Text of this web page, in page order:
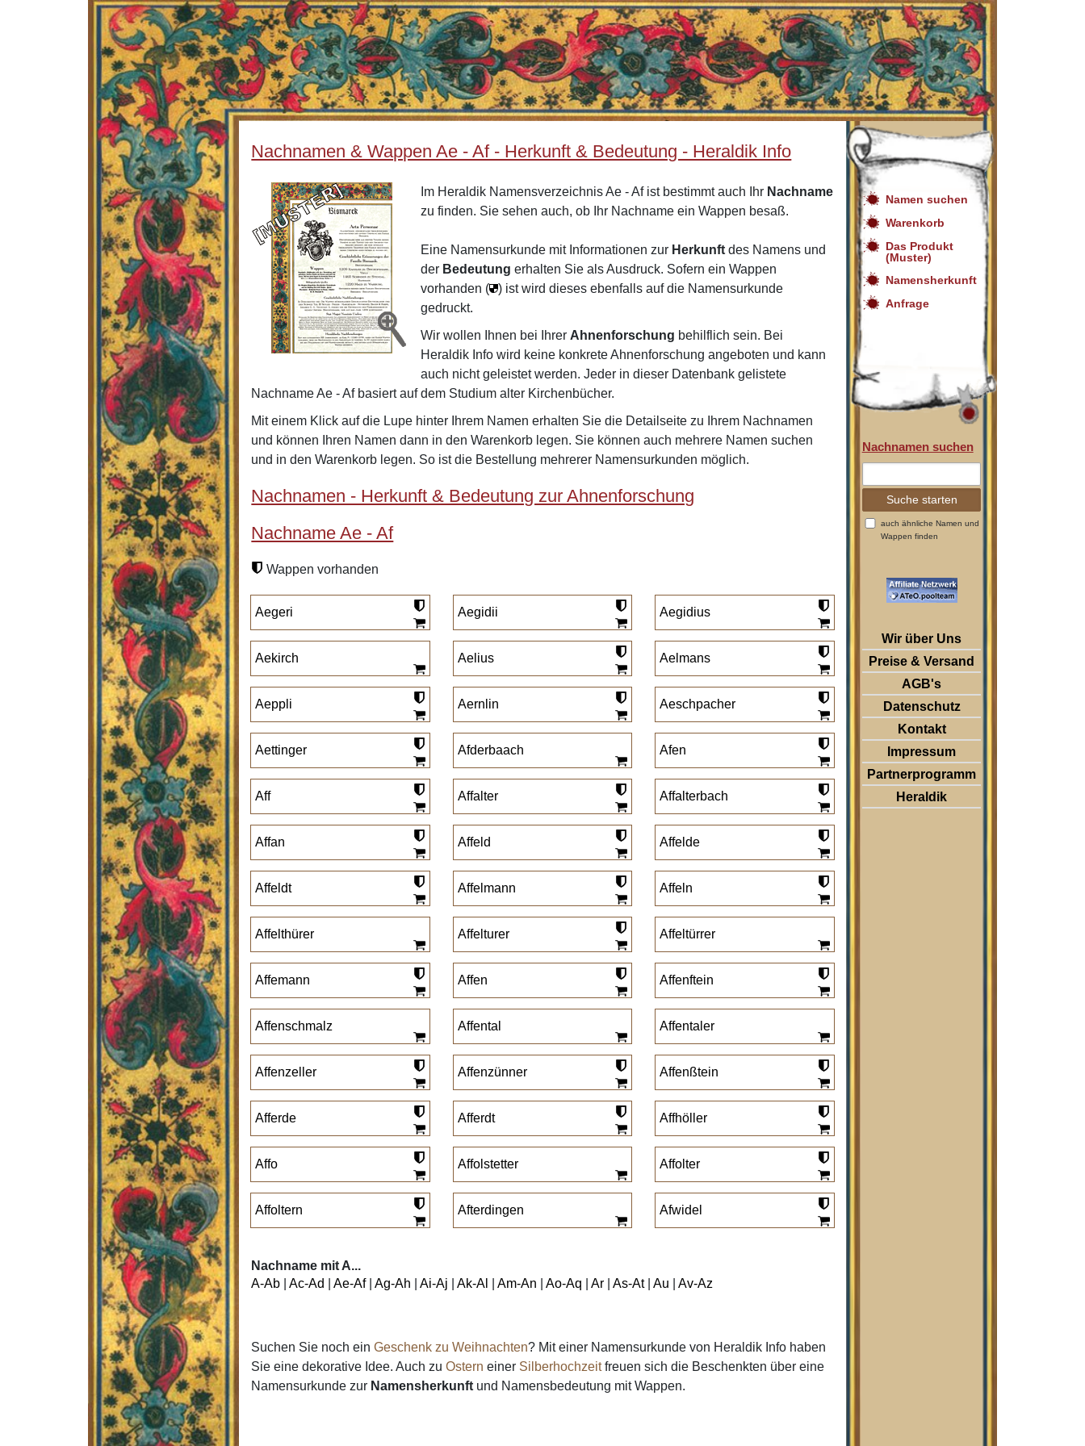
Nachnamen & Wappen Ae - Af - Herkunft & Bedeutung - Heraldik Info
Im Heraldik Namensverzeichnis Ae - Af ist bestimmt auch Ihr Nachname
zu finden. Sie sehen auch, ob Ihr Nachname ein Wappen besaß.
Eine Namensurkunde mit Informationen zur Herkunft des Namens und
der Bedeutung erhalten Sie als Ausdruck. Sofern ein Wappen
vorhanden (
) ist wird dieses ebenfalls auf die Namensurkunde
gedruckt.
Wir wollen Ihnen bei Ihrer Ahnenforschung behilflich sein. Bei
Heraldik Info wird keine konkrete Ahnenforschung angeboten und kann
auch nicht geleistet werden. Jeder in dieser Datenbank gelistete
Nachname Ae - Af basiert auf dem Studium alter Kirchenbücher.
Mit einem Klick auf die Lupe hinter Ihrem Namen erhalten Sie die Detailseite zu Ihrem Nachnamen
und können Ihren Namen dann in den Warenkorb legen. Sie können auch mehrere Namen suchen
und in den Warenkorb legen. So ist die Bestellung mehrerer Namensurkunden möglich.
Nachnamen - Herkunft & Bedeutung zur Ahnenforschung
Nachname Ae - Af
Wappen vorhanden
Aegeri Aegidii Aegidius
Aekirch Aelius Aelmans
Aeppli Aernlin Aeschpacher
Aettinger Afderbaach Afen
Aff Affalter Affalterbach
Affan Affeld Affelde
Affeldt Affelmann Affeln
Affelthürer Affelturer Affeltürrer
Affemann Affen Affenftein
Affenschmalz Affental Affentaler
Affenzeller Affenzünner Affenßtein
Afferde Afferdt Affhöller
Affo Affolstetter Affolter
Affoltern Afterdingen Afwidel
Nachname mit A...
A-Ab |Ac-Ad |Ae-Af|Ag-Ah |Ai-Aj |Ak-Al |Am-An |Ao-Aq |Ar |As-At|Au |Av-Az
Suchen Sie noch einGeschenk zu Weihnachten? Mit einer Namensurkunde von Heraldik Info haben
Sie eine dekorative Idee. Auch zuOstern einer Silberhochzeitfreuen sich die Beschenkten über eine
Namensurkunde zur Namensherkunft und Namensbedeutung mit Wappen.
Namen suchen
Warenkorb
Das Produkt
(Muster)
Namensherkunft
Anfrage
Nachnamen suchen
auch ähnliche Namen und
Wappen finden
Wir über Uns
Preise & Versand
AGB's
Datenschutz
Kontakt
Impressum
Partnerprogramm
Heraldik